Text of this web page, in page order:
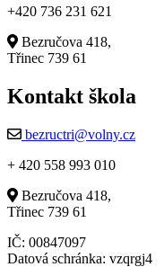
+420 736 231 621
Bezručova 418,
Třinec 739 61
Kontakt škola
bezructri@volny.cz
+ 420 558 993 010
Bezručova 418,
Třinec 739 61
IČ: 00847097
Datová schránka: vzqrgj4